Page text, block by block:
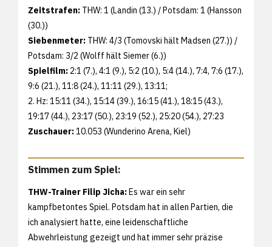
Zeitstrafen: THW: 1 (Landin (13.) / Potsdam: 1 (Hansson
(30.))
Siebenmeter: THW: 4/3 (Tomovski hält Madsen (27.)) /
Potsdam: 3/2 (Wolff hält Siemer (6.))
Spielfilm: 2:1 (7.), 4:1 (9.), 5:2 (10.), 5:4 (14.), 7:4, 7:6 (17.),
9:6 (21.), 11:8 (24.), 11:11 (29.), 13:11;
2. Hz: 15:11 (34.), 15:14 (39.), 16:15 (41.), 18:15 (43.),
19:17 (44.), 23:17 (50.), 23:19 (52.), 25:20 (54.), 27:23
Zuschauer:10.053 (Wunderino Arena, Kiel)
Stimmen zum Spiel:
THW-Trainer Filip Jicha:Es war ein sehr
kampfbetontes Spiel. Potsdam hat in allen Partien, die
ich analysiert hatte, eine leidenschaftliche
Abwehrleistung gezeigt und hat immer sehr präzise